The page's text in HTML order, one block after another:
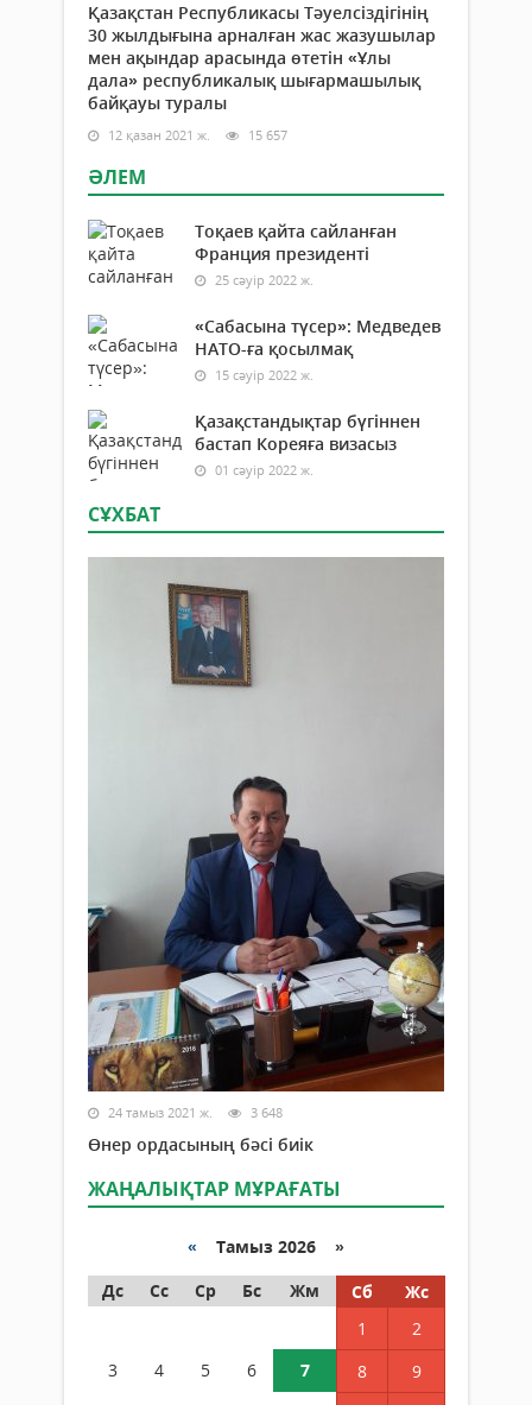
Қазақстан Республикасы Тәуелсіздігінің
30 жылдығына арналған жас жазушылар
мен ақындар арасында өтетін «Ұлы
дала» республикалық шығармашылық
байқауы туралы
12 қазан 2021 ж. 15 657
ӘЛЕМ
Тоқаев қайта сайланған
Франция президенті
25 сәуір 2022 ж.
«Сабасына түсер»: Медведев
НАТО-ға қосылмақ
15 сәуір 2022 ж.
Қазақстандықтар бүгіннен
бастап Кореяға визасыз
01 сәуір 2022 ж.
СҰХБАТ
24 тамыз 2021 ж. 3 648
Өнер ордасының бәсі биік
ЖАҢАЛЫҚТАР МҰРАҒАТЫ
« Тамыз 2026 »
Дс
Сс Ср Бс Жм Сб
Жс
1
2
3
4 5 6 7 8
9